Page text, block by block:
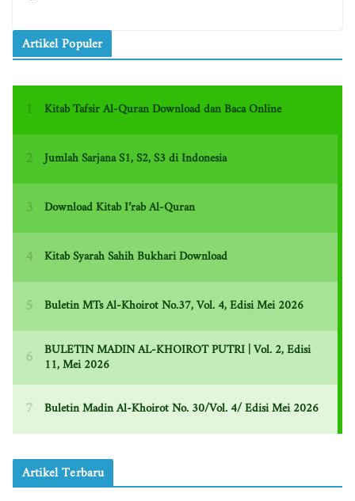
Artikel Populer
Artikel Terbaru